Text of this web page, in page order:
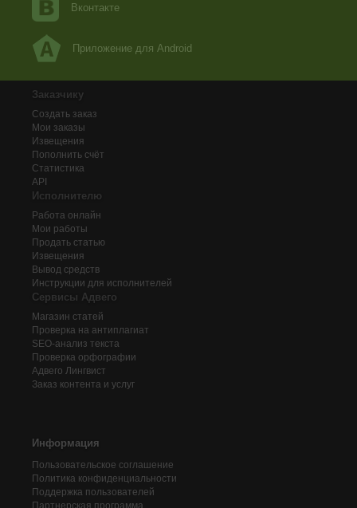
Вконтакте
Приложение для Android
Заказчику
Создать заказ
Мои заказы
Извещения
Пополнить счёт
Статистика
API
Исполнителю
Работа онлайн
Мои работы
Продать статью
Извещения
Вывод средств
Инструкции для исполнителей
Сервисы Адвего
Магазин статей
Проверка на антиплагиат
SEO-анализ текста
Проверка орфографии
Адвего Лингвист
Заказ контента и услуг
Информация
Пользовательское соглашение
Политика конфиденциальности
Поддержка пользователей
Партнерская программа